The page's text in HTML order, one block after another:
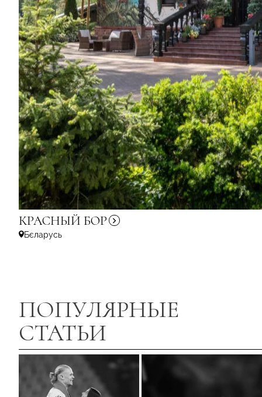
КРАСНЫЙ БОР
Бєларусь
ПОПУЛЯРНЫЕ
СТАТЬИ